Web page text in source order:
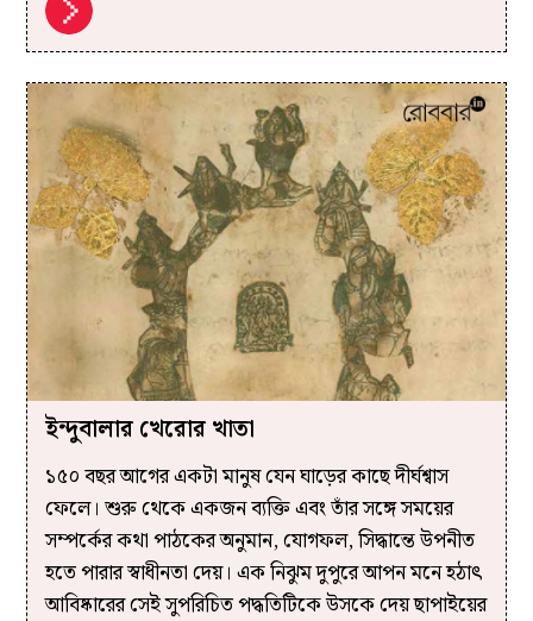
ইন্দুবালার খেরোর খাতা
১৫০ বছর আগের একটা মানুষ যেন ঘাড়ের কাছে দীর্ঘশ্বাস
ফেলে। শুরু থেকে একজন ব্যক্তি এবং তাঁর সঙ্গে সময়ের
সম্পর্কের কথা পাঠকের অনুমান, যোগফল, সিদ্ধান্তে উপনীত
হতে পারার স্বাধীনতা দেয়। এক নিঝুম দুপুরে আপন মনে হঠাৎ
আবিষ্কারের সেই সুপরিচিত পদ্ধতিটিকে উসকে দেয় ছাপাইয়ের